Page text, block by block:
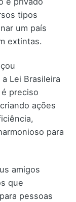
tipos
um país
extintas.
Lei Brasileira
preciso
ações
para
amigos
que
pessoas